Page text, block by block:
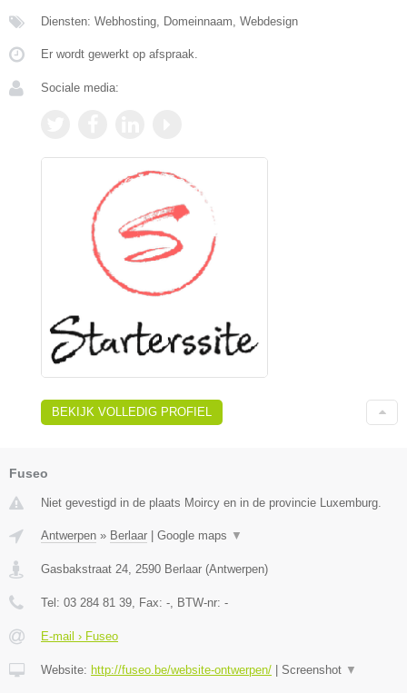
Diensten: Webhosting, Domeinnaam, Webdesign
Er wordt gewerkt op afspraak.
Sociale media:
BEKIJK VOLLEDIG PROFIEL
Fuseo
Niet gevestigd in de plaats Moircy en in de provincie Luxemburg.
Antwerpen » Berlaar Google maps ▼
Gasbakstraat 24, 2590 Berlaar (Antwerpen)
Tel: 03 284 81 39, Fax: -, BTW-nr: -
E-mail › Fuseo
Website: http://fuseo.be/website-ontwerpen/ Screenshot ▼